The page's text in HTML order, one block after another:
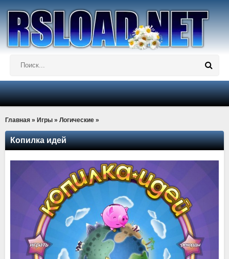
Главная » Игры » Логические »
Копилка идей